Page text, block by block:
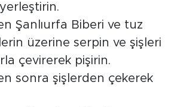
Şanlıurfa Biberi ve tuz
üzerine serpin ve şişleri
çevirerek pişirin.
sonra şişlerden çekerek